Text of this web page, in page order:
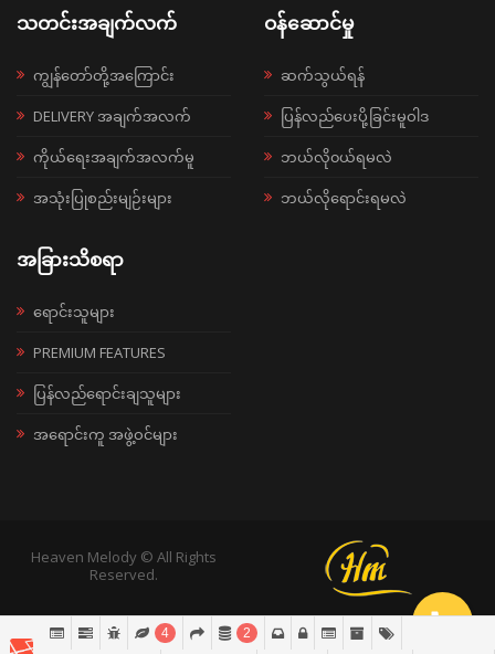
သတင်းအချက်လက်
ကျွန်တော်တို့အကြောင်း
DELIVERY အချက်အလက်
ကိုယ်ရေးအချက်အလက်မူ
အသုံးပြုစည်းမျဉ်းများ
ဝန်ဆောင်မှု
ဆက်သွယ်ရန်
ပြန်လည်ပေးပို့ခြင်းမူဝါဒ
ဘယ်လို၀ယ်ရမလဲ
ဘယ်လိုရောင်းရမလဲ
အခြားသိစရာ
ရောင်းသူများ
PREMIUM FEATURES
ပြန်လည်ရောင်းချသူများ
အရောင်းကူ အဖွဲ့ဝင်များ
Heaven Melody © All Rights
Reserved.
4 2